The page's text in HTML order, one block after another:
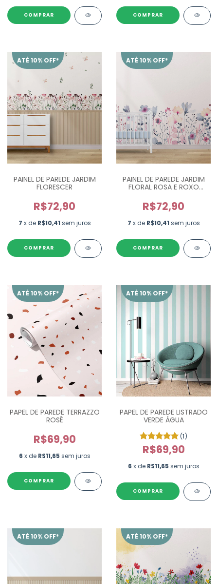
ATÉ 10% OFF*
PAINEL DE PAREDE JARDIM
FLORESCER
R$72,90
7 x de R$10,41 sem juros
ATÉ 10% OFF*
PAINEL DE PAREDE JARDIM
FLORAL ROSA E ROXO
R$72,90
7 x de R$10,41 sem juros
ATÉ 10% OFF*
PAPEL DE PAREDE TERRAZZO
ROSÊ
R$69,90
6 x de R$11,65 sem juros
ATÉ 10% OFF*
PAPEL DE PAREDE LISTRADO
VERDE ÁGUA
(1)
R$69,90
6 x de R$11,65 sem juros
ATÉ 10% OFF* ATÉ 10% OFF*